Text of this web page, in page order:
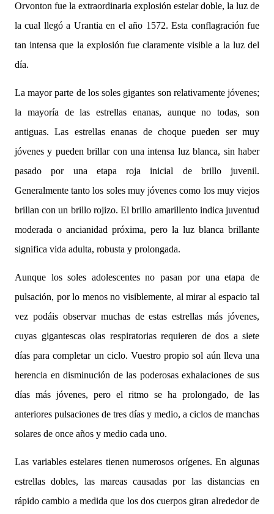
Orvonton fue la extraordinaria explosión estelar doble, la luz de
la cual llegó a Urantia en el año 1572. Esta conflagración fue
tan intensa que la explosión fue claramente visible a la luz del
día.
La mayor parte de los soles gigantes son relativamente jóvenes;
la mayoría de las estrellas enanas, aunque no todas, son
antiguas. Las estrellas enanas de choque pueden ser muy
jóvenes y pueden brillar con una intensa luz blanca, sin haber
pasado por una etapa roja inicial de brillo juvenil.
Generalmente tanto los soles muy jóvenes como los muy viejos
brillan con un brillo rojizo. El brillo amarillento indica juventud
moderada o ancianidad próxima, pero la luz blanca brillante
significa vida adulta, robusta y prolongada.
Aunque los soles adolescentes no pasan por una etapa de
pulsación, por lo menos no visiblemente, al mirar al espacio tal
vez podáis observar muchas de estas estrellas más jóvenes,
cuyas gigantescas olas respiratorias requieren de dos a siete
días para completar un ciclo. Vuestro propio sol aún lleva una
herencia en disminución de las poderosas exhalaciones de sus
días más jóvenes, pero el ritmo se ha prolongado, de las
anteriores pulsaciones de tres días y medio, a ciclos de manchas
solares de once años y medio cada uno.
Las variables estelares tienen numerosos orígenes. En algunas
estrellas dobles, las mareas causadas por las distancias en
rápido cambio a medida que los dos cuerpos giran alrededor de